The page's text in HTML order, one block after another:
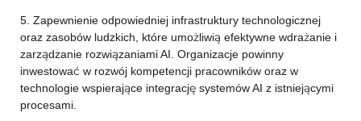
5. Zapewnienie odpowiedniej infrastruktury technologicznej
oraz zasobów ludzkich, które umożliwią efektywne wdrażanie i
zarządzanie rozwiązaniami AI. Organizacje powinny
inwestować w rozwój kompetencji pracowników oraz w
technologie wspierające integrację systemów AI z istniejącymi
procesami.